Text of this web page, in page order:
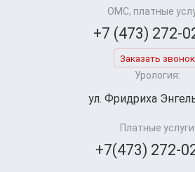
ОМС, платные
+7 (473) 272-
Заказать звонок
Урология:
ул. Фридриха
Платные услуги
+7(473) 272-